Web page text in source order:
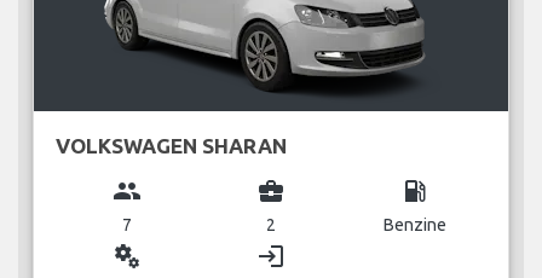
VOLKSWAGEN SHARAN
group
7
business_center
2
local_gas_station
Benzine
miscellaneous_services login